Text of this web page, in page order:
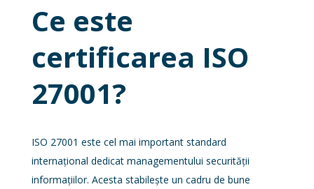
Ce este
certificarea ISO
27001?
ISO 27001 este cel mai important standard
internațional dedicat managementului securității
informațiilor. Acesta stabilește un cadru de bune